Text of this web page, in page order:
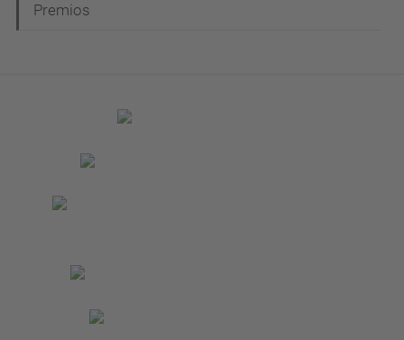
Premios